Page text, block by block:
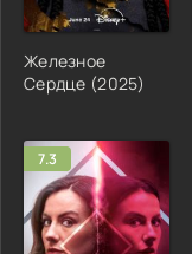
Железное
Сердце (2025)
7.3